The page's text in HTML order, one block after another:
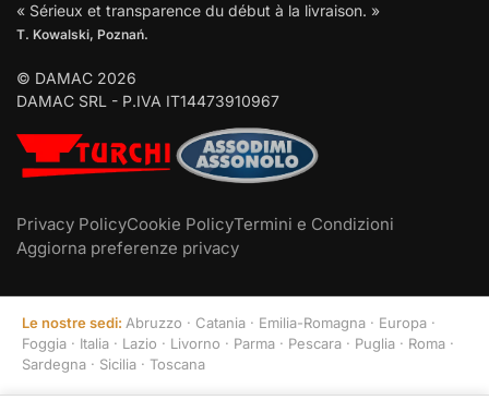
« Sérieux et transparence du début à la livraison. »
T. Kowalski, Poznań.
© DAMAC 2026
DAMAC SRL - P.IVA IT14473910967
Privacy PolicyCookie PolicyTermini e Condizioni
Aggiorna preferenze privacy
Le nostre sedi: Abruzzo · Catania · Emilia-Romagna · Europa ·
Foggia · Italia · Lazio · Livorno · Parma · Pescara · Puglia · Roma ·
Sardegna · Sicilia · Toscana